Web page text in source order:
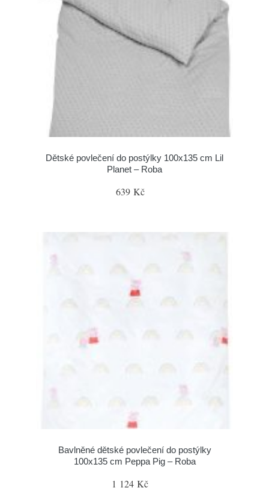
Dětské povlečení do postýlky 100x135 cm Lil
Planet – Roba
639 Kč
Bavlněné dětské povlečení do postýlky
100x135 cm Peppa Pig – Roba
1 124 Kč